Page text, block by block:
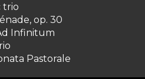
trio
op. 30
Infinitum
Pastorale